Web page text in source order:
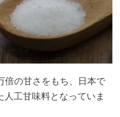
倍の甘さをもち、日本で
工甘味料となっていま